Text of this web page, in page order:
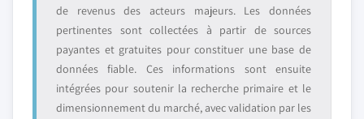
de revenus des acteurs majeurs. Les données
pertinentes sont collectées à partir de sources
payantes et gratuites pour constituer une base de
données fiable. Ces informations sont ensuite
intégrées pour soutenir la recherche primaire et le
dimensionnement du marché, avec validation par les